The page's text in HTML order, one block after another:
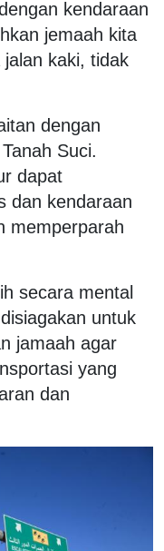
kendaraan
jemaah kita
kaki, tidak
dengan
Suci.
dapat
dan kendaraan
memperparah
secara mental
untuk
jamaah agar
yang
dan